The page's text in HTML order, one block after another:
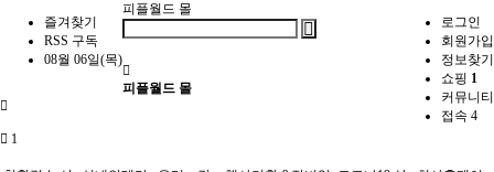
즐겨찾기
RSS 구독
08월 06일(목)
로그인
회원가입
정보찾기
쇼핑 1
커뮤니티
접속 4
피플월드 몰
피플월드 몰
1